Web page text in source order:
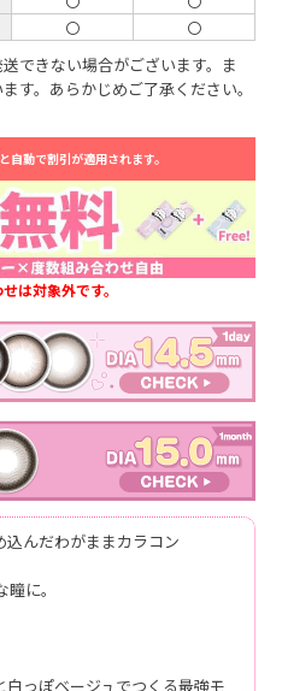
〇 〇
できない場合がございます。ま
す。あらかじめご了承ください。
自動で割引が適用されます。
は対象外です。
んだわがままカラコン
に。
っぽベージュでつくる最強モ